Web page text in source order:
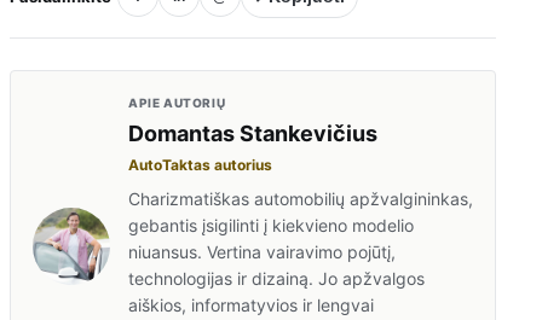
APIE AUTORIŲ
Domantas Stankevičius
AutoTaktas autorius
Charizmatiškas automobilių apžvalgininkas,
gebantis įsigilinti į kiekvieno modelio
niuansus. Vertina vairavimo pojūtį,
technologijas ir dizainą. Jo apžvalgos
aiškios, informatyvios ir lengvai